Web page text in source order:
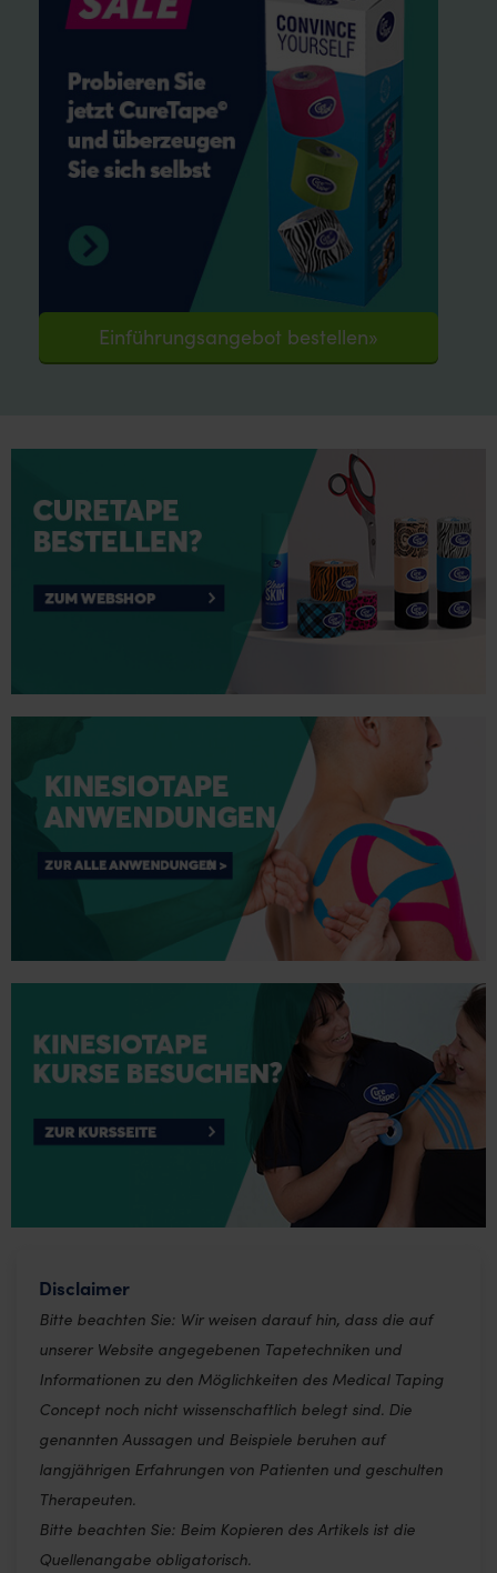
Einführungsangebot bestellen»
Disclaimer
Bitte beachten Sie: Wir weisen darauf hin, dass die auf
unserer Website angegebenen Tapetechniken und
Informationen zu den Möglichkeiten des Medical Taping
Concept noch nicht wissenschaftlich belegt sind. Die
genannten Aussagen und Beispiele beruhen auf
langjährigen Erfahrungen von Patienten und geschulten
Therapeuten.
Bitte beachten Sie: Beim Kopieren des Artikels ist die
Quellenangabe obligatorisch.